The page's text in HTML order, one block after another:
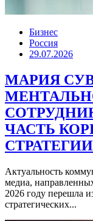
Бизнес
Россия
29.07.2026
МАРИЯ
ЧАСТЬ
Актуальность
медиа,
2026 году перешла
стратегических...